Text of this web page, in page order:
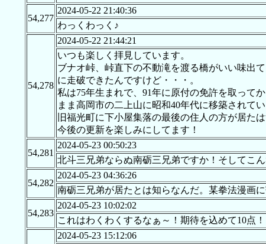
54,277
2024-05-22 21:40:36
わっくわっく♪
54,278
2024-05-22 21:44:21
いつも楽しく拝見しています。
ブナオ峠、峠直下の不動滝を渡る橋がいい味出
に走破できたんですけど・・・。
私は75年生まれで、91年に原付の免許を取って
まま高岡市の二上山に昭和40年代に移築されてい
旧福光町に下小屋集落の最後の住人の方が居た
今後の更新を楽しみにしてます！
54,281
2024-05-23 00:50:23
北斗三兄弟ならぬ南砺三兄弟ですか！そしてこ
54,282
2024-05-23 04:36:26
南砺三兄弟が居たとは知らなんだ。某拳法漫画
54,283
2024-05-23 10:02:02
これはわくわくするなぁ～！期待を込めて10点！
2024-05-23 15:12:06